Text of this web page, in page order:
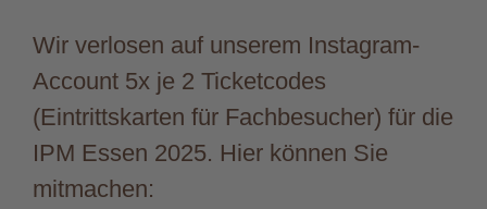
Wir verlosen auf unserem Instagram-
Account 5x je 2 Ticketcodes
(Eintrittskarten für Fachbesucher) für die
IPM Essen 2025. Hier können Sie
mitmachen: